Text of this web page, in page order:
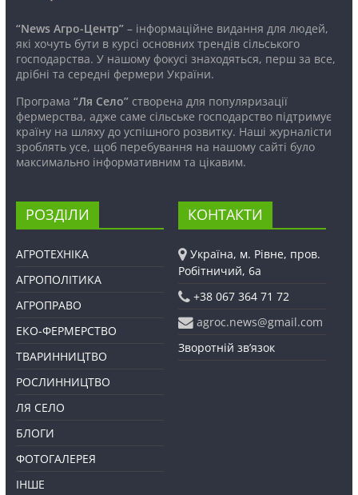
“News Агро-Центр”– інформаційне видання для людей,
які хочуть бути в курсі основних трендів сільського
господарства. У нашому фокусі знаходяться, перш за все,
дрібні та середні фермери України.
Програма “Ля Село”створена для популяризації
фермерства, адже саме сільське господарство підтримує
країну на шляху до успішного розвитку. Наші журналісти
зроблять усе, щоб перебування на нашому сайті було
максимально інформативним та цікавим.
РОЗДІЛИ
АГРОТЕХНІКА
АГРОПОЛІТИКА
АГРОПРАВО
ЕКО-ФЕРМЕРСТВО
ТВАРИННИЦТВО
РОСЛИННИЦТВО
ЛЯ СЕЛО
БЛОГИ
ФОТОГАЛЕРЕЯ
ІНШЕ
КОНТАКТИ
Україна, м. Рівне, пров.
Робітничий, 6а
+38 067 364 71 72
agroc.news@gmail.com
Зворотній зв’язок